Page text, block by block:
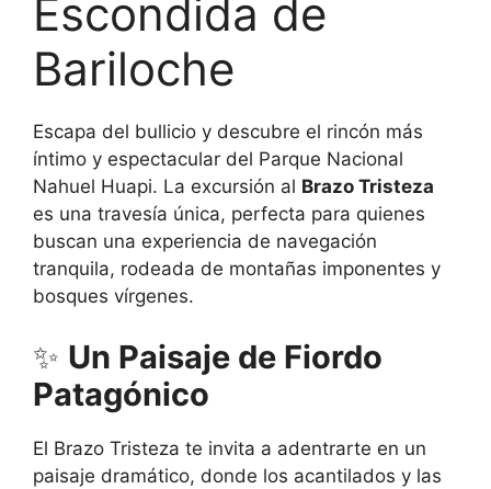
Escondida de
Bariloche
Escapa del bullicio y descubre el rincón más
íntimo y espectacular del Parque Nacional
Nahuel Huapi. La excursión al Brazo Tristeza
es una travesía única, perfecta para quienes
buscan una experiencia de navegación
tranquila, rodeada de montañas imponentes y
bosques vírgenes.
✨ Un Paisaje de Fiordo
Patagónico
El Brazo Tristeza te invita a adentrarte en un
paisaje dramático, donde los acantilados y las